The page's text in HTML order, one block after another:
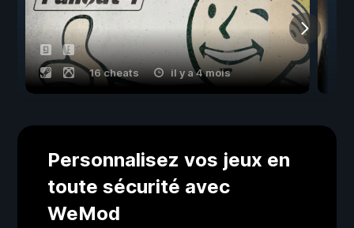
16 cheats il y a 4 mois
Personnalisez vos jeux en
toute sécurité avec
WeMod